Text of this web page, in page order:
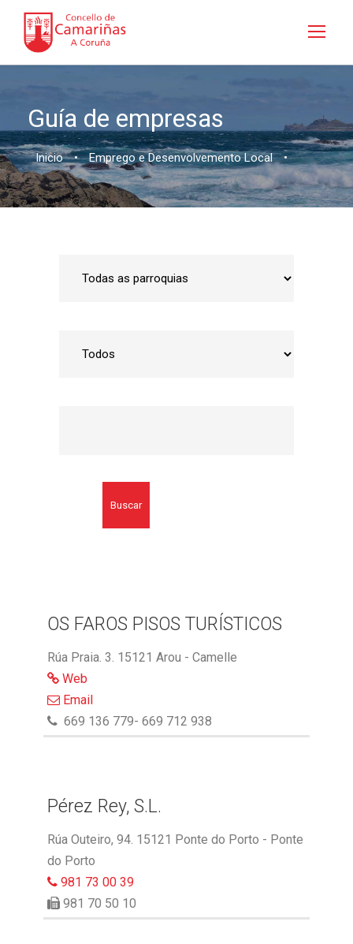
Guía de empresas
Inicio • Emprego e Desenvolvemento Local •
Buscar
OS FAROS PISOS TURÍSTICOS
Rúa Praia. 3. 15121 Arou - Camelle
Web
Email
669 136 779- 669 712 938
Pérez Rey, S.L.
Rúa Outeiro, 94. 15121 Ponte do Porto - Ponte
do Porto
981 73 00 39
981 70 50 10